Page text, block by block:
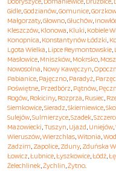
Gidle,Godzianów,Gomunice,
Małgorzaty,Głowno,Głuchów,
Kleszczów, Klonowa, Kluki, Kobiele
Konopnica, Konstantynów Łódzki,
Lgota Wielka, Lipce Reymontowskie,
Masłowice, Mniszków, Mokrsko,
Nowosolna, Nowy Kawęczyn,
Pabianice, Pajęczno, Paradyż,
Poświętne, Przedbórz, Pątnów,
Rogów, Rokiciny, Rozprza, Rusiec,
Siemkowice,Sieradz,Skierniewice,
Sulejów,Sulmierzyce,Szadek,
Mazowiecki,Tuszyn, Ujazd, Uniejów,
Wieruszów,Wierzchlas,Witonia,
Zadzim, Zapolice, Zduny, Zduńska
Łowicz,Łubnice,Łyszkowice,Łódź,
Żelechlinek,Żychlin,Żytno.